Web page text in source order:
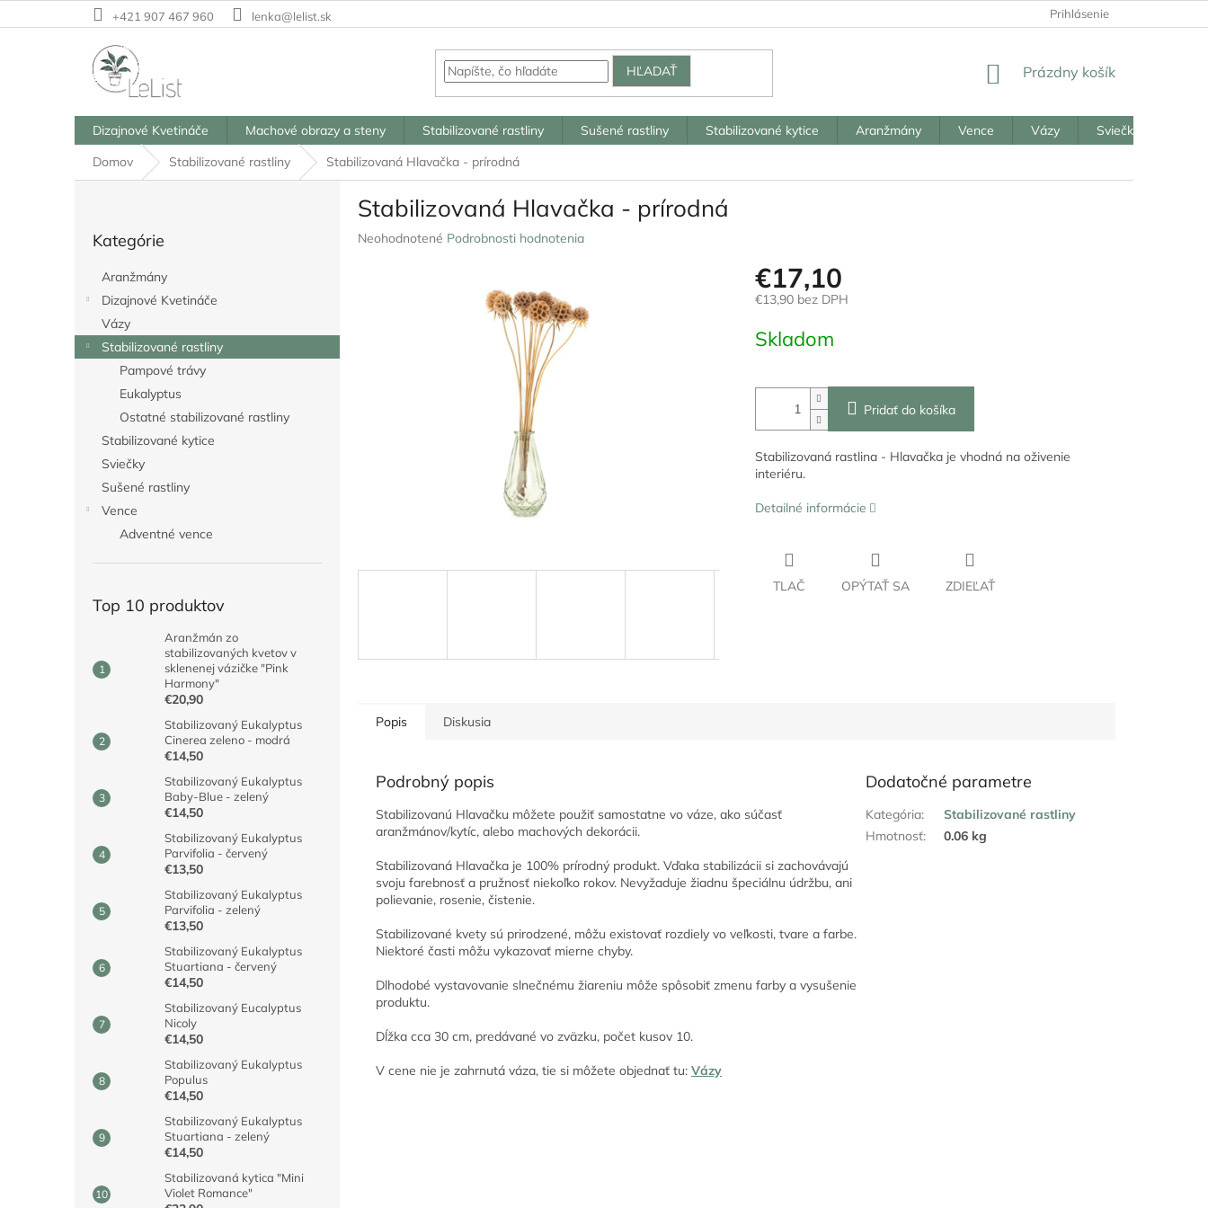
na
+421 907 467 960 lenka@lelist.sk Prihlásenie
HĽADAŤ
NÁKUPNÝ
Prázdny košík
Dizajnové Kvetináče Machové obrazy a steny Stabilizované rastliny Sušené rastliny Stabilizované kytice Aranžmány Vence Vázy Sviečky
Domov
Stabilizované rastliny Stabilizovaná Hlavačka - prírodná
kategórie
Kategórie
Aranžmány
Dizajnové Kvetináče
Vázy
Stabilizované rastliny
Pampové trávy
Eukalyptus
Ostatné stabilizované rastliny
Stabilizované kytice
Sviečky
Sušené rastliny
Vence
Adventné vence
Top 10 produktov
Aranžmán zo
stabilizovaných kvetov v
sklenenej vázičke "Pink
Harmony"
€20,90
Stabilizovaný Eukalyptus
Cinerea zeleno - modrá
€14,50
Stabilizovaný Eukalyptus
Baby-Blue - zelený
€14,50
Stabilizovaný Eukalyptus
Parvifolia - červený
€13,50
Stabilizovaný Eukalyptus
Parvifolia - zelený
€13,50
Stabilizovaný Eukalyptus
Stuartiana - červený
€14,50
Stabilizovaný Eucalyptus
Nicoly
€14,50
Stabilizovaný Eukalyptus
Populus
€14,50
Stabilizovaný Eukalyptus
Stuartiana - zelený
€14,50
Stabilizovaná kytica "Mini
Violet Romance"
Stabilizovaná Hlavačka - prírodná
Priemerné
Neohodnotené Podrobnosti hodnotenia
€17,10
€13,90 bez DPH
cena:
Skladom
Pridať do košíka
Stabilizovaná rastlina - Hlavačka je vhodná na oživenie
interiéru.
Detailné informácie
TLAČ OPÝTAŤ SA ZDIEĽAŤ
Popis Diskusia
Podrobný popis
Stabilizovanú Hlavačku môžete použiť samostatne vo váze, ako súčasť
aranžmánov/kytíc, alebo machových dekorácii.
Stabilizovaná Hlavačka je 100% prírodný produkt. Vďaka stabilizácii si zachovávajú
svoju farebnosť a pružnosť niekoľko rokov. Nevyžaduje žiadnu špeciálnu údržbu, ani
polievanie, rosenie, čistenie.
Stabilizované kvety sú prirodzené, môžu existovať rozdiely vo veľkosti, tvare a farbe.
Niektoré časti môžu vykazovať mierne chyby.
Dlhodobé vystavovanie slnečnému žiareniu môže spôsobiť zmenu farby a vysušenie
produktu.
Dĺžka cca 30 cm, predávané vo zväzku, počet kusov 10.
V cene nie je zahrnutá váza, tie si môžete objednať tu: Vázy
Dodatočné parametre
Kategória:
Stabilizované rastliny
Hmotnosť: 0.06 kg